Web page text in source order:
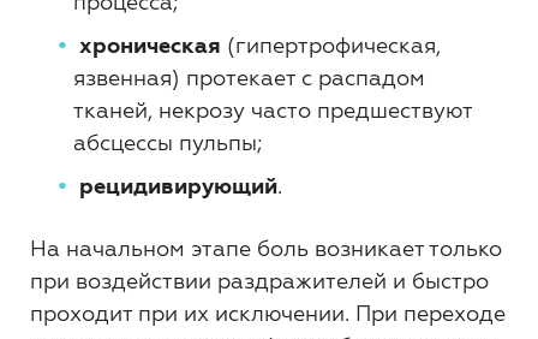
хроническая (гипертрофическая,
язвенная) протекает с распадом
тканей, некрозу часто предшествуют
абсцессы пульпы;
рецидивирующий.
На начальном этапе боль возникает только
при воздействии раздражителей и быстро
проходит при их исключении. При переходе